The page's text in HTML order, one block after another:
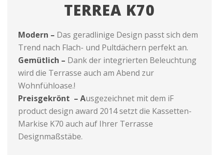
TERREA K70
Modern – Das geradlinige Design passt sich dem
Trend nach Flach- und Pultdächern perfekt an.
Gemütlich – Dank der integrierten Beleuchtung
wird die Terrasse auch am Abend zur
Wohnfühloase.!
Preisgekrönt – Ausgezeichnet mit dem iF
product design award 2014 setzt die Kassetten-
Markise K70 auch auf Ihrer Terrasse
Designmaßstäbe.